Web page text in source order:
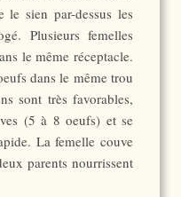
le sien par-dessus les
Plusieurs femelles
le même réceptacle.
dans le même trou
sont très favorables,
(5 à 8 oeufs) et se
La femelle couve
parents nourrissent